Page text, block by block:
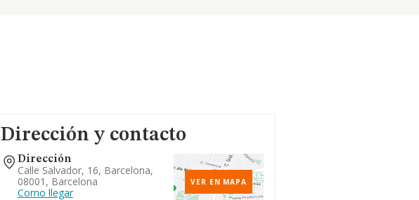
Dirección y contacto
Dirección
Calle Salvador, 16, Barcelona,
08001, Barcelona
Como llegar
VER EN MAPA